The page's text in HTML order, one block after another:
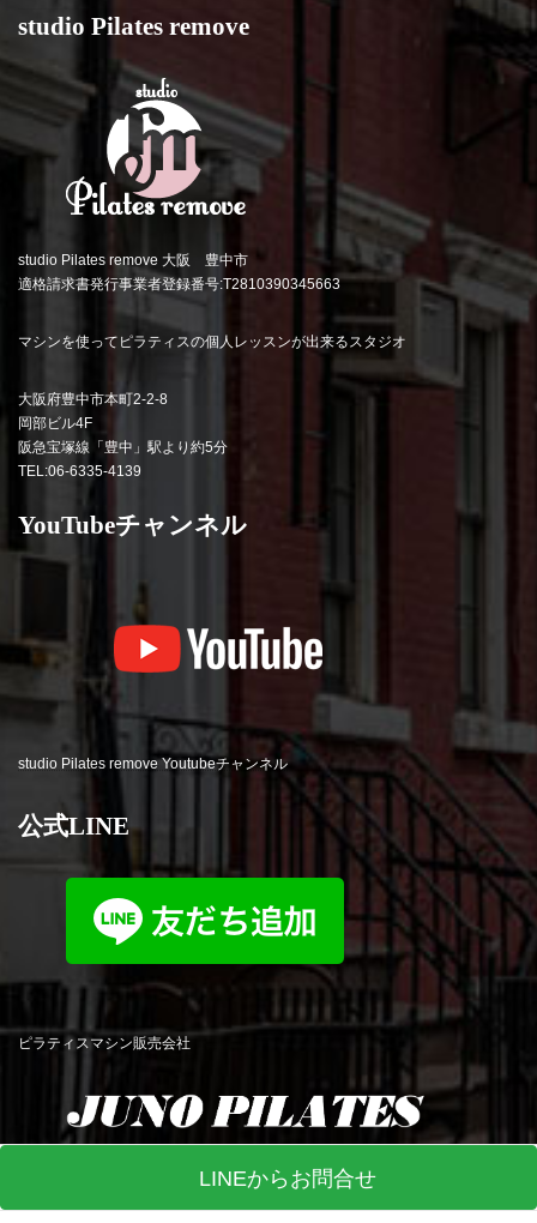
studio Pilates remove
studio Pilates remove 大阪 豊中市
適格請求書発行事業者登録番号:T2810390345663
マシンを使ってピラティスの個人レッスンが出来るスタジオ
大阪府豊中市本町2-2-8
岡部ビル4F
阪急宝塚線「豊中」駅より約5分
TEL:06-6335-4139
YouTubeチャンネル
studio Pilates remove Youtubeチャンネル
公式LINE
ピラティスマシン販売会社
© studio Pilates remove All Rights Reserved. Produced byR-web
LINEからお問合せ